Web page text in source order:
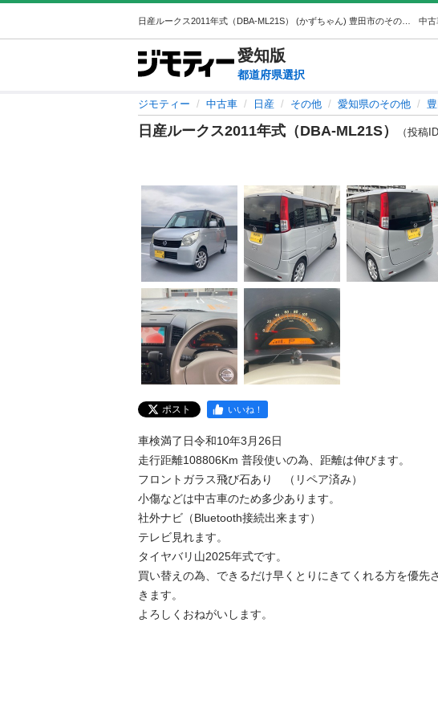
中古
愛知版
都道府県選択
ジモティー 中古車 日産 その他 愛知県のその他
日産ルークス2011年式（DBA-ML21S）
（投稿
ポスト いいね！
車検満了日令和10年3月26日
走行距離108806Km 普段使いの為、距離は伸びます。
フロントガラス飛び石あり　（リペア済み）
小傷などは中古車のため多少あります。
社外ナビ（Bluetooth接続出来ます）
テレビ見れます。
タイヤバリ山2025年式です。
買い替えの為、できるだけ早くとりにきてくれる方を優先
きます。
よろしくおねがいします。